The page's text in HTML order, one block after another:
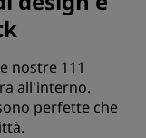
nostre 111
all'interno.
perfette che